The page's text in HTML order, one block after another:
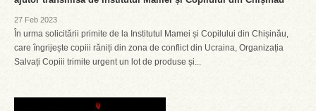
27 Feb 2023
În urma solicitării primite de la Institutul Mamei și Copilului din Chișinău,
care îngrijește copiii răniți din zona de conflict din Ucraina, Organizația
Salvați Copiii trimite urgent un lot de produse și...